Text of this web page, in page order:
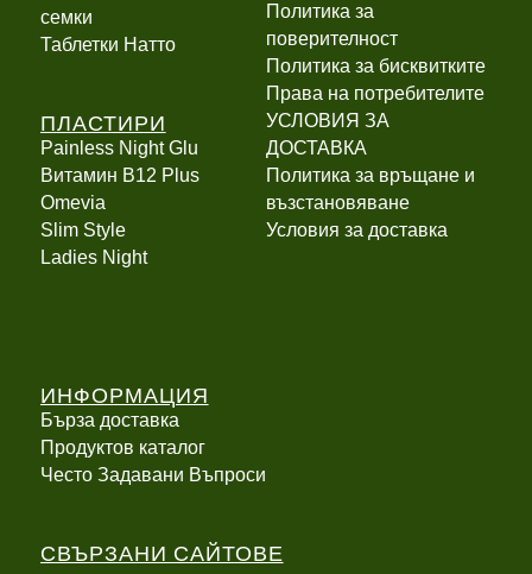
семки
Таблетки Натто
ПЛАСТИРИ
Painless Night Glu
Витамин B12 Plus
Оmevia
Slim Style
Ladies Night
Политика за
поверителност
Политика за бисквитките
Права на потребителите
УСЛОВИЯ ЗА
ДОСТАВКА
Политика за връщане и
възстановяване
Условия за доставка
ИНФОРМАЦИЯ
Бърза доставка
Продуктов каталог
Често Задавани Въпроси
СВЪРЗАНИ САЙТОВЕ